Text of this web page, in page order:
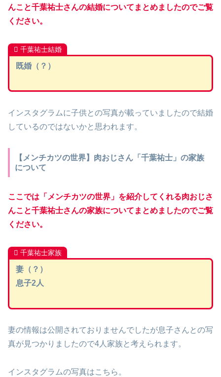
んこと千葉祐士さんの結婚についてまとめましたのでご覧
ください。
千葉祐士結婚
既婚（？）
インスタグラムに子供との写真が載っていましたので結婚
しているのではないかと思われます。
【メンチカツの世界】肉おじさん「千葉祐士」の家族
について
ここでは「メンチカツの世界」を紹介してくれる肉おじさ
んこと千葉祐士さんの家族についてまとめましたのでご覧
ください。
千葉祐士家族
妻（？）
息子2人
妻の情報は公開されておりませんでしたが息子さんとの写
真が見つかりましたので4人家族と考えられます。
インスタグラムの写真はこちら。